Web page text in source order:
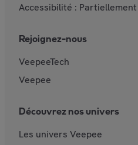
Accessibilité :
Rejoignez-nous
VeepeeTech
Veepee
Découvrez nos univers
Les univers Veepee